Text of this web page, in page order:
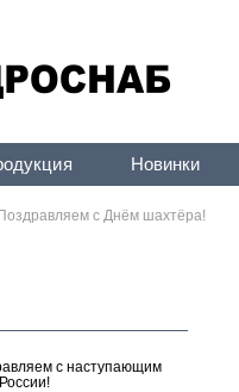
Новинки
Поздравляем с Днём шахтёра!
с наступающим